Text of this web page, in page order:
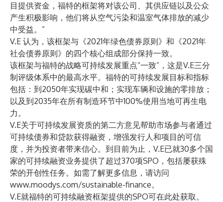
目提供资金，福特的框架将对该公司、其供应链以及公众
产生积极影响，他们将从空气污染和温室气体排放的减少
中受益。”
V.E 认为，该框架与《2021年绿色债券原则》和《2021年
社会债券原则》的四个核心组成部分保持一致。
该框架与福特的战略可持续发展重点“一致”，这是V.E三分
制评级体系中的最高水平。福特的可持续发展目标和指标
包括：到2050年实现碳中和；实现车辆和设施的零排放；
以及到2035年在所有制造环节中100%使用当地可再生电
力。
V.E关于可持续发展资质的第二方意见帮助市场参与者通过
可持续债券和贷款获得融资，增强发行人和项目的可信
度，并为投资者带来信心。到目前为止，V.E已就30多个国
家的可持续融资业务提供了超过370项SPO，包括屡获殊
荣的开创性任务。如需了解更多信息，请访问
www.moodys.com/sustainable-finance。
V.E就福特的可持续融资框架提供的SPO可在此处获取。